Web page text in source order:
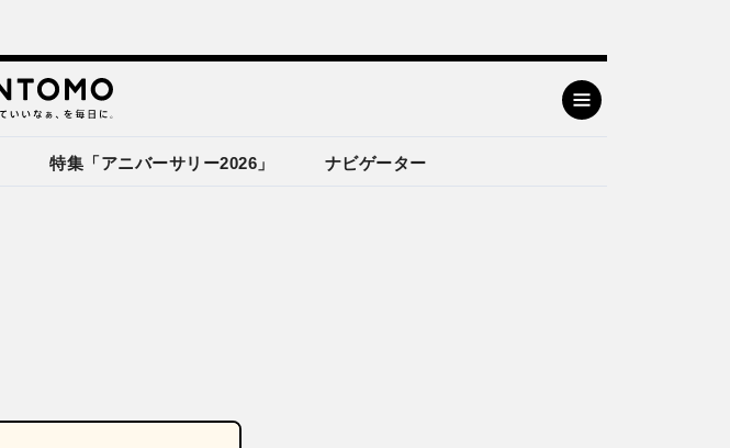
特集「アニバーサリー2026」 ナビゲーター